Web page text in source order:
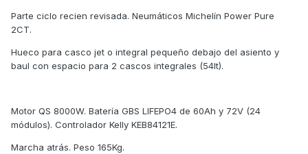
Parte ciclo recien revisada. Neumáticos Michelín Power Pure
2CT.
Hueco para casco jet o integral pequeño debajo del asiento y
baul con espacio para 2 cascos integrales (54lt).
Motor QS 8000W. Batería GBS LIFEPO4 de 60Ah y 72V (24
módulos). Controlador Kelly KEB84121E.
Marcha atrás. Peso 165Kg.